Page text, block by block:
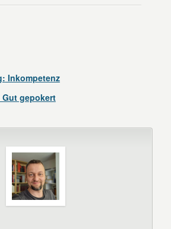
Inkompetenz
Gut gepokert